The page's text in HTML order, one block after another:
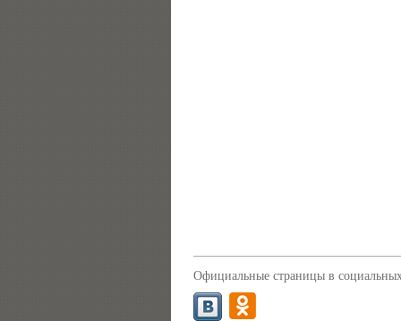
Официальные страницы в социальных